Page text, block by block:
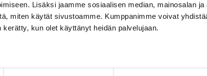
Lisäksi jaamme sosiaalisen median, mainosalan ja
miten käytät sivustoamme. Kumppanimme voivat
kerätty, kun olet käyttänyt heidän palvelujaan.
Jalasjärvi: Hallitie 1, 61600 Jalasjärvi | Avoinna: Ma-Pe 8:00 – 16:00 |06
© 2024 - Seitoy Oy | Desing by
KOKO-Markkinointi